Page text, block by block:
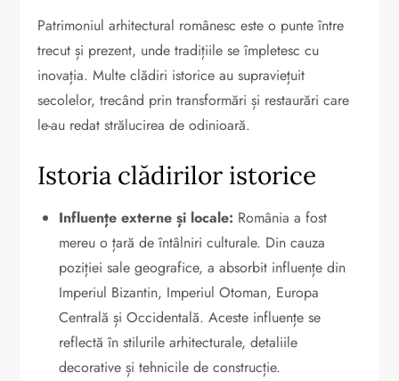
Patrimoniul arhitectural românesc este o punte între
trecut și prezent, unde tradițiile se împletesc cu
inovația. Multe clădiri istorice au supraviețuit
secolelor, trecând prin transformări și restaurări care
le-au redat strălucirea de odinioară.
Istoria clădirilor istorice
Influențe externe și locale: România a fost
mereu o țară de întâlniri culturale. Din cauza
poziției sale geografice, a absorbit influențe din
Imperiul Bizantin, Imperiul Otoman, Europa
Centrală și Occidentală. Aceste influențe se
reflectă în stilurile arhitecturale, detaliile
decorative și tehnicile de construcție.